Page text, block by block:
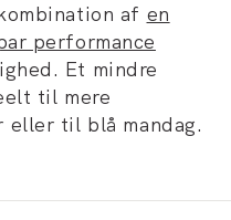
af en
performance
Et mindre
til mere
eller til blå mandag.